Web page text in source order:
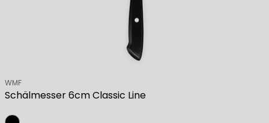
Schälmesser 6cm Classic Line
Verkäufer:
WMF